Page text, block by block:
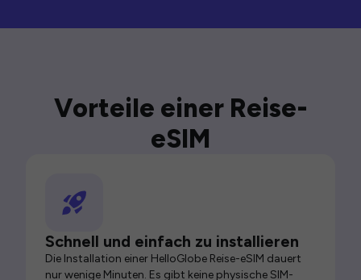
Vorteile einer Reise-
eSIM
Schnell und einfach zu installieren
Die Installation einer HelloGlobe Reise-eSIM dauert
nur wenige Minuten. Es gibt keine physische SIM-